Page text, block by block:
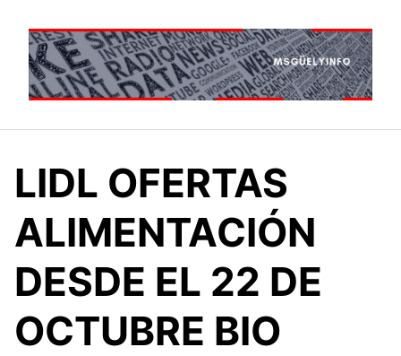
contenido
LIDL OFERTAS
ALIMENTACIÓN
DESDE EL 22 DE
OCTUBRE BIO